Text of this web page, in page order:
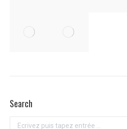
Search
Recherche